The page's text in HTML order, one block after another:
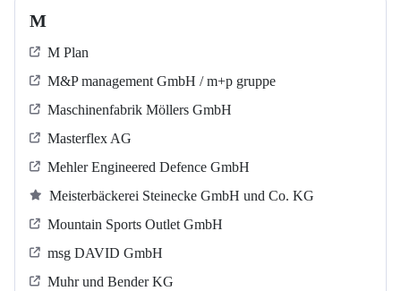
M
M Plan
M&P management GmbH / m+p gruppe
Maschinenfabrik Möllers GmbH
Masterflex AG
Mehler Engineered Defence GmbH
Meisterbäckerei Steinecke GmbH und Co. KG
Mountain Sports Outlet GmbH
msg DAVID GmbH
Muhr und Bender KG